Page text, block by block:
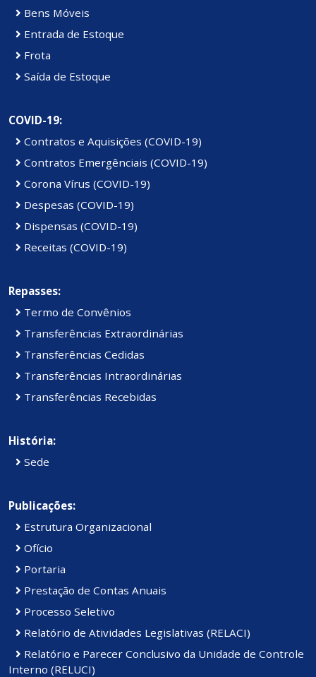
Bens Móveis
Entrada de Estoque
Frota
Saída de Estoque
COVID-19:
Contratos e Aquisições (COVID-19)
Contratos Emergênciais (COVID-19)
Corona Vírus (COVID-19)
Despesas (COVID-19)
Dispensas (COVID-19)
Receitas (COVID-19)
Repasses:
Termo de Convênios
Transferências Extraordinárias
Transferências Cedidas
Transferências Intraordinárias
Transferências Recebidas
História:
Sede
Publicações:
Estrutura Organizacional
Ofício
Portaria
Prestação de Contas Anuais
Processo Seletivo
Relatório de Atividades Legislativas (RELACI)
Relatório e Parecer Conclusivo da Unidade de Controle
Interno (RELUCI)